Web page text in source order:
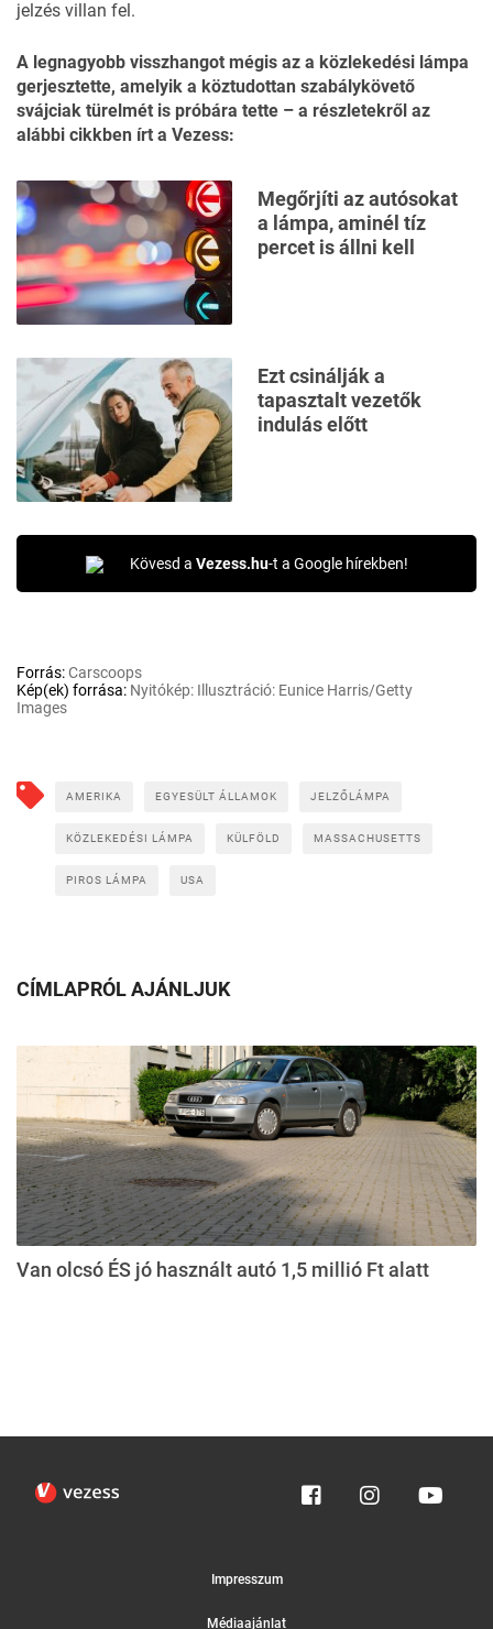
jelzés villan fel.
A legnagyobb visszhangot mégis az a közlekedési lámpa
gerjesztette, amelyik a köztudottan szabálykövető
svájciak türelmét is próbára tette – a részletekről az
alábbi cikkben írt a Vezess:
Megőrjíti az autósokat
a lámpa, aminél tíz
percet is állni kell
Ezt csinálják a
tapasztalt vezetők
indulás előtt
Kövesd a Vezess.hu-t a Google hírekben!
Forrás:Carscoops
Kép(ek) forrása: Nyitókép: Illusztráció: Eunice Harris/Getty
Images
AMERIKA EGYESÜLT ÁLLAMOK JELZŐLÁMPA
KÖZLEKEDÉSI LÁMPA KÜLFÖLD MASSACHUSETTS
PIROS LÁMPA USA
CÍMLAPRÓL AJÁNLJUK
Van olcsó ÉS jó használt autó 1,5 millió Ft alatt
Impresszum
Médiaajánlat